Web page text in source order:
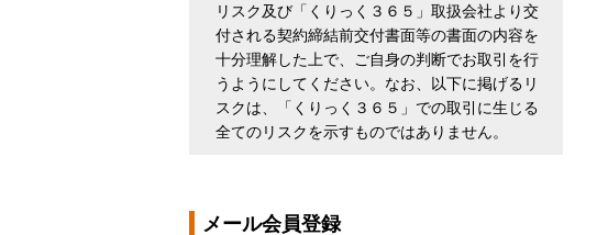
リスク及び「くりっく３６５」取扱会社より交
付される契約締結前交付書面等の書面の内容を
十分理解した上で、ご自身の判断でお取引を行
うようにしてください。なお、以下に掲げるリ
スクは、「くりっく３６５」での取引に生じる
全てのリスクを示すものではありません。
メール会員登録